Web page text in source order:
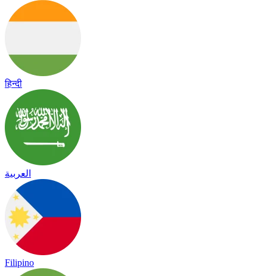
हिन्दी
العربية
Filipino